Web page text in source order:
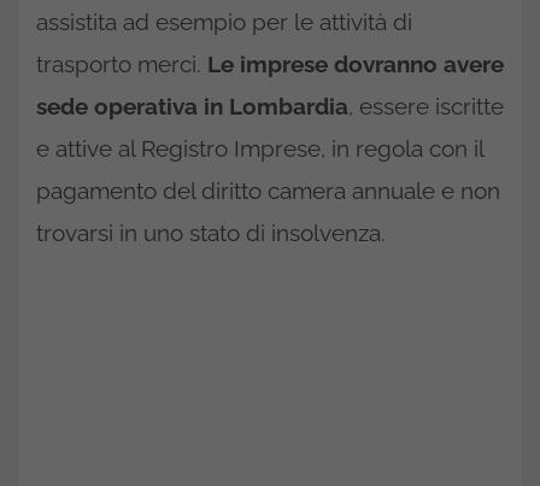
assistita ad esempio per le attività di
trasporto merci. Le imprese dovranno avere
sede operativa in Lombardia, essere iscritte
e attive al Registro Imprese, in regola con il
pagamento del diritto camera annuale e non
trovarsi in uno stato di insolvenza.